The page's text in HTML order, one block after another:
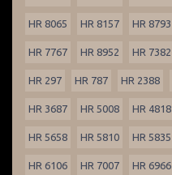
HR 8065 HR 8157 HR 8793
HR 7767 HR 8952 HR 7382
HR 297 HR 787 HR 2388
HR 3687 HR 5008 HR 4818
HR 5658 HR 5810 HR 5835
HR 6106 HR 7007 HR 6966